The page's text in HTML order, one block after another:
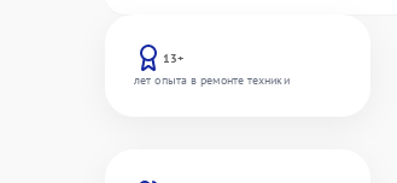
13+
лет опыта в ремонте техники